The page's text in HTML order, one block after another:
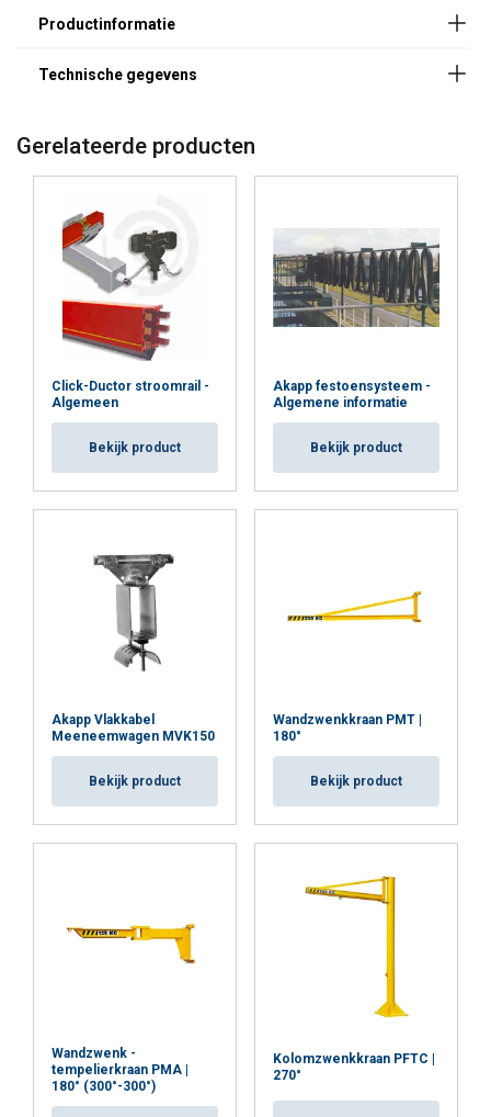
Gerelateerde producten
Click-Ductor stroomrail -
Algemeen
Bekijk product
Akapp festoensysteem -
Algemene informatie
Bekijk product
Akapp Vlakkabel
Meeneemwagen MVK150
Bekijk product
Wandzwenkkraan PMT |
180°
Bekijk product
Wandzwenk -
tempelierkraan PMA |
180° (300°-300°)
Kolomzwenkkraan PFTC |
270°
DETAILS WEERGEVEN